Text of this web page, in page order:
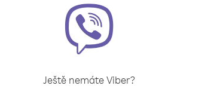
Ještě nemáte Viber?